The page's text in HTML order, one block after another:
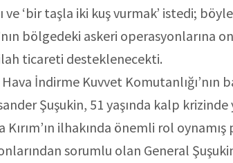
ve ‘bir taşla iki kuş vurmak’ istedi;
bölgedeki askeri operasyonlarına
ticareti desteklenecekti.
İndirme Kuvvet Komutanlığı’nın
Şuşukin, 51 yaşında kalp krizinde
Kırım’ın ilhakında önemli rol
sorumlu olan General